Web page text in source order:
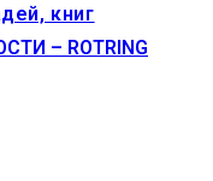
книг
– ROTRING